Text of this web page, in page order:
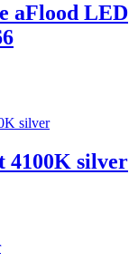
aFlood LED
4100K silver